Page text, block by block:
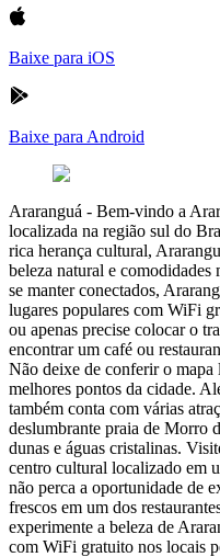
Baixe para iOS
Baixe para Android
Araranguá - Bem-vindo a
localizada na região sul do
rica herança cultural,
beleza natural e comodidades
se manter conectados,
lugares populares com WiFi
ou apenas precise colocar o
encontrar um café ou
Não deixe de conferir o
melhores pontos da cidade.
também conta com várias
deslumbrante praia de Morro
dunas e águas cristalinas.
centro cultural localizado em
não perca a oportunidade de
frescos em um dos
experimente a beleza de
com WiFi gratuito nos locais